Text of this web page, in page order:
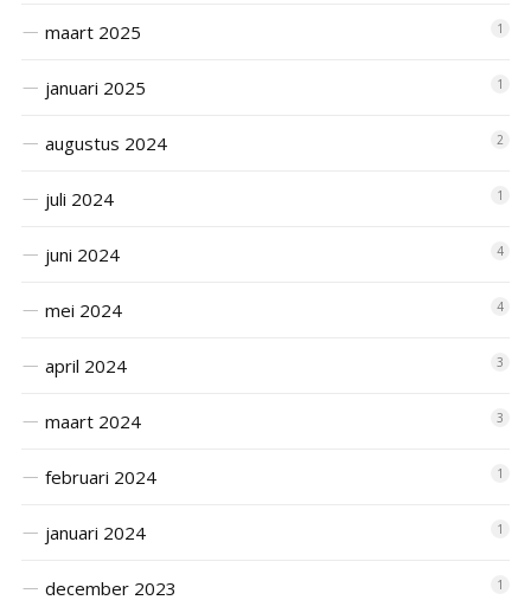
maart 2025 1
januari 2025 1
augustus 2024 2
juli 2024 1
juni 2024 4
mei 2024 4
april 2024 3
maart 2024 3
februari 2024 1
januari 2024 1
december 2023 1